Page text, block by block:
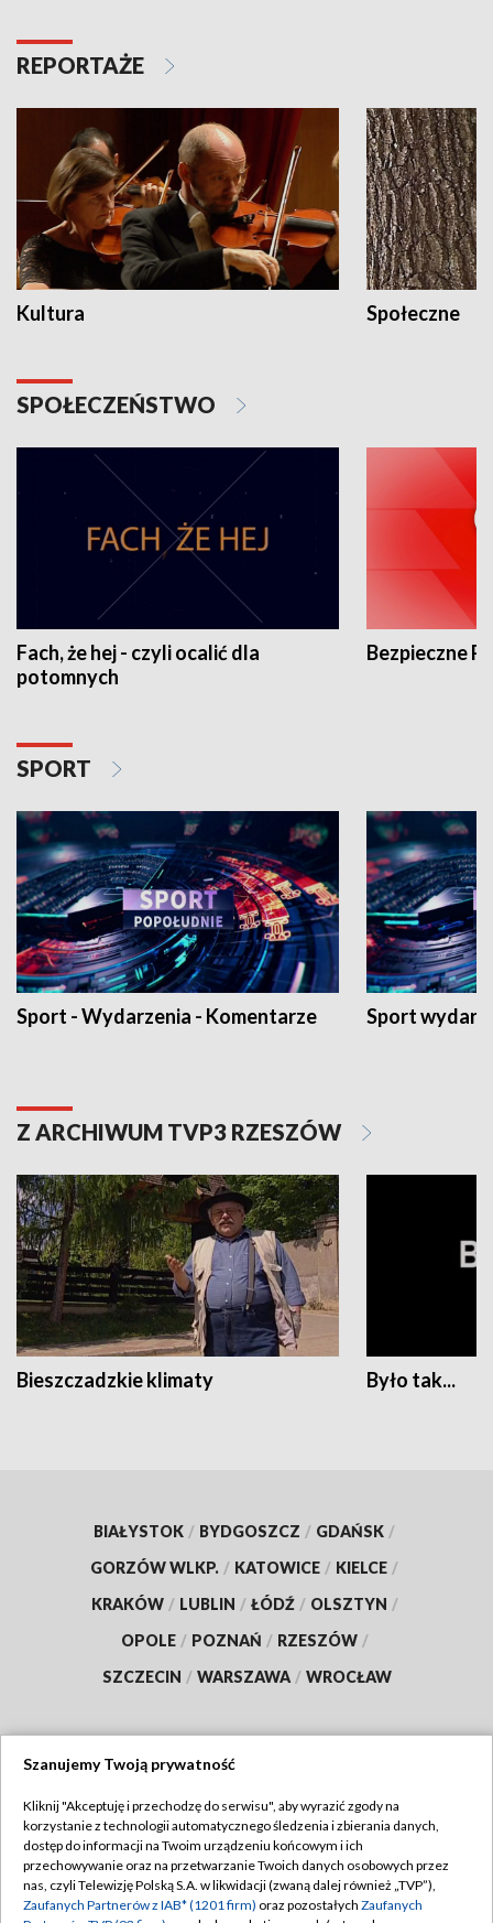
REPORTAŻE
Kultura Społeczne
SPOŁECZEŃSTWO
Fach, że hej - czyli ocalić dla
potomnych
Bezpieczne
SPORT
Sport - Wydarzenia - Komentarze Sport
Z ARCHIWUM TVP3 RZESZÓW
Bieszczadzkie klimaty Było tak...
BIAŁYSTOK / BYDGOSZCZ / GDAŃSK /
GORZÓW WLKP. / KATOWICE / KIELCE /
KRAKÓW / LUBLIN / ŁÓDŹ / OLSZTYN /
OPOLE / POZNAŃ / RZESZÓW /
SZCZECIN / WARSZAWA / WROCŁAW
TVP
Abonament TVP
Emisja w TVP
Regulamin TVP
Polityka prywatności
Szanujemy Twoją prywatność
Kliknij "Akceptuję i przechodzę do serwisu", aby wyrazić zgody na
korzystanie z technologii automatycznego śledzenia i zbierania danych,
dostęp do informacji na Twoim urządzeniu końcowym i ich
przechowywanie oraz na przetwarzanie Twoich danych osobowych przez
nas, czyli Telewizję Polską S.A. w likwidacji (zwaną dalej również „TVP”),
Zaufanych Partnerów z IAB* (1201 firm) oraz pozostałych Zaufanych